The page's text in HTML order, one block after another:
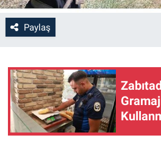
Paylaş